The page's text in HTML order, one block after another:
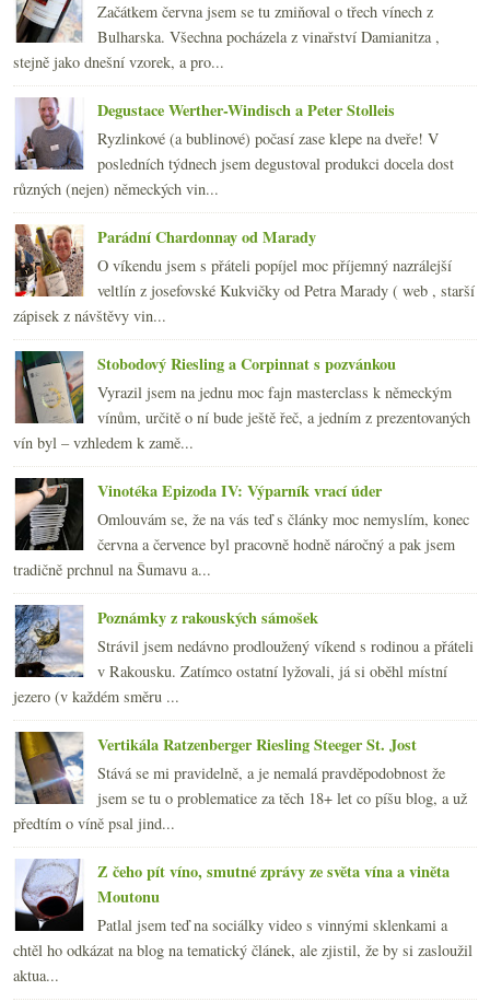
►února(20)
ledna (22)
2012
2011 (252)
►2010(249)
►2009(249)
►2008(270)
►2007(108)
Začátkem června jsem se tu zmiňoval o třech vínech z
Bulharska. Všechna pocházela z vinařství Damianitza ,
stejně jako dnešní vzorek, a pro...
Degustace Werther-Windisch a Peter Stolleis
Ryzlinkové (a bublinové) počasí zase klepe na dveře! V
posledních týdnech jsem degustoval produkci docela dost
různých (nejen) německých vin...
Parádní Chardonnay od Marady
O víkendu jsem s přáteli popíjel moc příjemný nazrálejší
veltlín z josefovské Kukvičky od Petra Marady ( web , starší
zápisek z návštěvy vin...
Stobodový Riesling a Corpinnat s pozvánkou
Vyrazil jsem na jednu moc fajn masterclass k německým
vínům, určitě o ní bude ještě řeč, a jedním z prezentovaných
vín byl – vzhledem k zamě...
Vinotéka Epizoda IV: Výparník vrací úder
Omlouvám se, že na vás teď s články moc nemyslím, konec
června a července byl pracovně hodně náročný a pak jsem
tradičně prchnul na Šumavu a...
Poznámky z rakouských sámošek
Strávil jsem nedávno prodloužený víkend s rodinou a přáteli
v Rakousku. Zatímco ostatní lyžovali, já si oběhl místní
jezero (v každém směru ...
Vertikála Ratzenberger Riesling Steeger St. Jost
Stává se mi pravidelně, a je nemalá pravděpodobnost že
jsem se tu o problematice za těch 18+ let co píšu blog, a už
předtím o víně psal jind...
Z čeho pít víno, smutné zprávy ze světa vína a viněta
Moutonu
Patlal jsem teď na sociálky video s vinnými sklenkami a
chtěl ho odkázat na blog na tematický článek, ale zjistil, že by si zasloužil
aktua...